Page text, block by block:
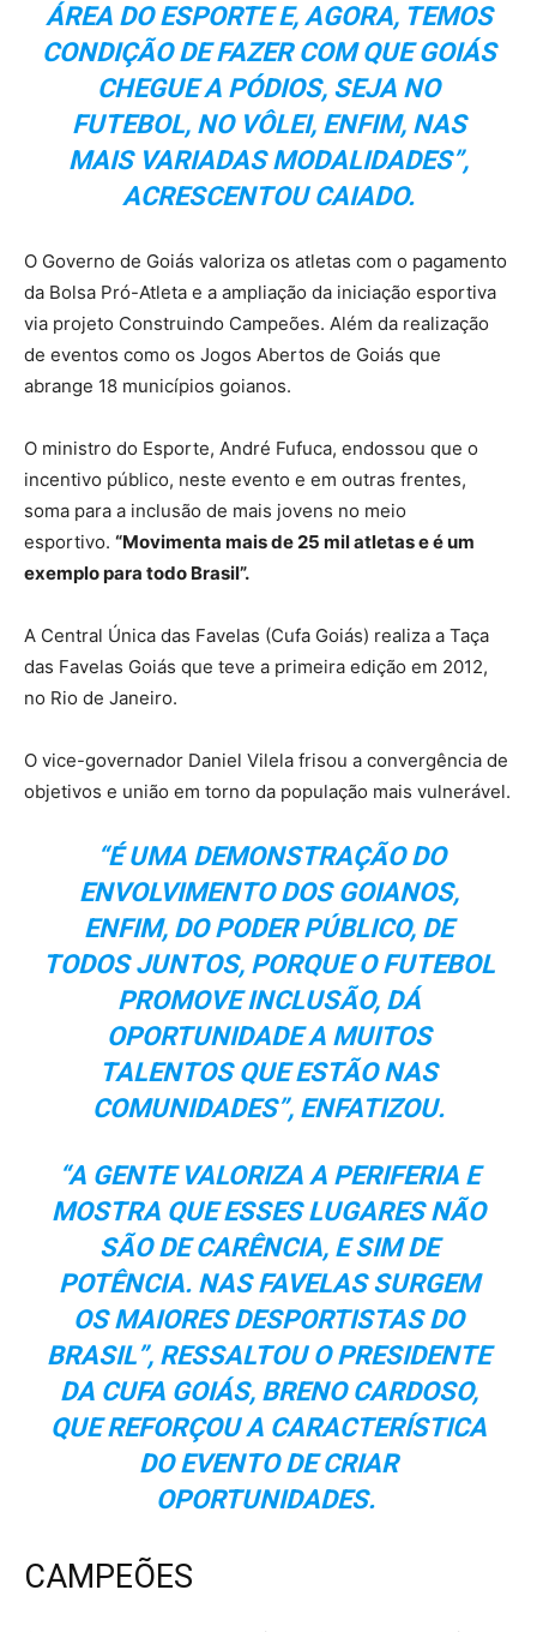
ÁREA DO ESPORTE E, AGORA, TEMOS
CONDIÇÃO DE FAZER COM QUE GOIÁS
CHEGUE A PÓDIOS, SEJA NO
FUTEBOL, NO VÔLEI, ENFIM, NAS
MAIS VARIADAS MODALIDADES”,
ACRESCENTOU CAIADO.
O Governo de Goiás valoriza os atletas com o pagamento
da Bolsa Pró-Atleta e a ampliação da iniciação esportiva
via projeto Construindo Campeões. Além da realização
de eventos como os Jogos Abertos de Goiás que
abrange 18 municípios goianos.
O ministro do Esporte, André Fufuca, endossou que o
incentivo público, neste evento e em outras frentes,
soma para a inclusão de mais jovens no meio
esportivo. “Movimenta mais de 25 mil atletas e é um
exemplo para todo Brasil”.
A Central Única das Favelas (Cufa Goiás) realiza a Taça
das Favelas Goiás que teve a primeira edição em 2012,
no Rio de Janeiro.
O vice-governador Daniel Vilela frisou a convergência de
objetivos e união em torno da população mais vulnerável.
“É UMA DEMONSTRAÇÃO DO
ENVOLVIMENTO DOS GOIANOS,
ENFIM, DO PODER PÚBLICO, DE
TODOS JUNTOS, PORQUE O FUTEBOL
PROMOVE INCLUSÃO, DÁ
OPORTUNIDADE A MUITOS
TALENTOS QUE ESTÃO NAS
COMUNIDADES”, ENFATIZOU.
“A GENTE VALORIZA A PERIFERIA E
MOSTRA QUE ESSES LUGARES NÃO
SÃO DE CARÊNCIA, E SIM DE
POTÊNCIA. NAS FAVELAS SURGEM
OS MAIORES DESPORTISTAS DO
BRASIL”, RESSALTOU O PRESIDENTE
DA CUFA GOIÁS, BRENO CARDOSO,
QUE REFORÇOU A CARACTERÍSTICA
DO EVENTO DE CRIAR
OPORTUNIDADES.
CAMPEÕES